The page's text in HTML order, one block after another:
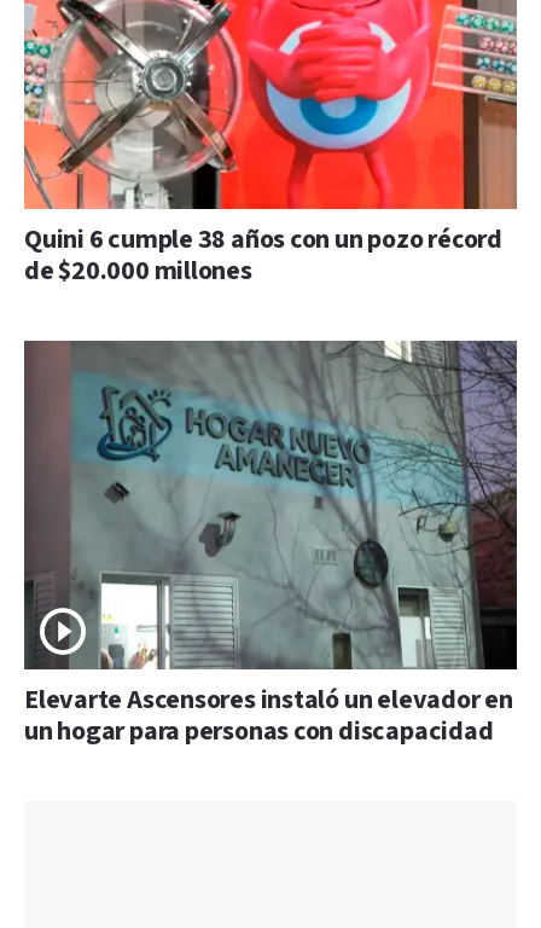
Quini 6 cumple 38 años con un pozo récord
de $20.000 millones
Elevarte Ascensores instaló un elevador en
un hogar para personas con discapacidad